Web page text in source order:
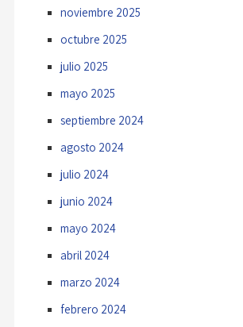
noviembre 2025
octubre 2025
julio 2025
mayo 2025
septiembre 2024
agosto 2024
julio 2024
junio 2024
mayo 2024
abril 2024
marzo 2024
febrero 2024